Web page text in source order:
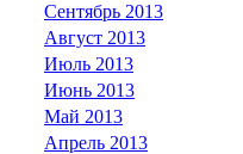
Сентябрь 2013
Август 2013
Июль 2013
Июнь 2013
Май 2013
Апрель 2013